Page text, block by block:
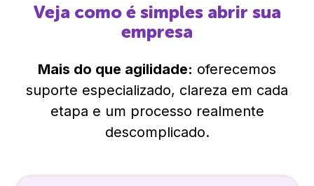
Veja como é simples abrir sua
empresa
Mais do que agilidade: oferecemos
suporte especializado, clareza em cada
etapa e um processo realmente
descomplicado.